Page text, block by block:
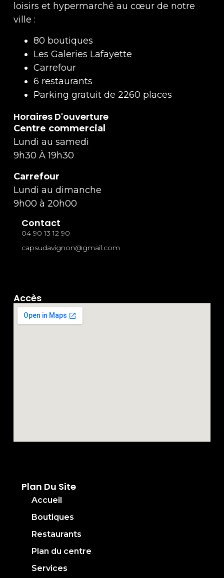
loisirs et hypermarché au cœur de notre
ville :
80 boutiques
Les Galeries Lafayette
Carrefour
6 restaurants
Parking gratuit de 2260 places
Horaires D'ouverture
Centre commercial
Lundi au samedi
9h30 À 19h30
Carrefour
Lundi au dimanche
9h00 à 20h00
Contact
04 90 13 12 90
capsudavignon@gmail.com
Accès
Plan Du Site
Accueil
Boutiques
Restaurants
Plan du centre
Services